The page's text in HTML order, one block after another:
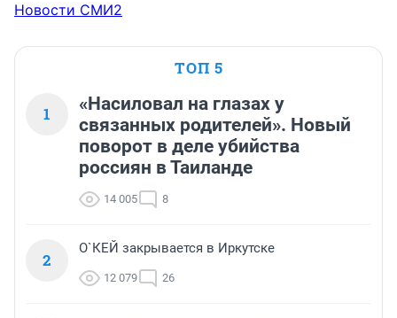
Новости СМИ2
ТОП 5
1
«Насиловал на глазах у
связанных родителей». Новый
поворот в деле убийства
россиян в Таиланде
14 005 8
2
О`КЕЙ закрывается в Иркутске
12 079 26